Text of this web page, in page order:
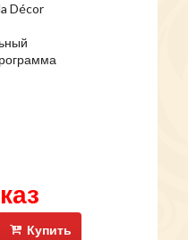
Décor
Купить